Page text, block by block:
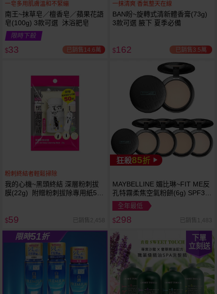
立刻送
一皂多用肌膚溫和不緊繃
南王~抹草皂／檀香皂／蘋果花語
皂(100g) 3款可選 沐浴肥皂
限時下殺
$33 已銷售14.6萬
一抹清爽 香氣整天在線
BAN盼~旋轉式清新體香膏(73g)
3款可選 腋下 夏季必備
$162 已銷售3.5萬
粉刺終結者輕鬆掃除
我的心機~黑頭終結 深層粉刺拔
膜(22g) 附贈粉刺拔除專用紙50
$59 已銷售2,458
狂殺85折
MAYBELLINE 媚比琳~FIT ME反
孔特霧柔焦空氣粉餅(6g) SPF32
PA+++ 款式可選 空氣小圓餅
全年最低
$298 已銷售1,483
限時51折
下單
立刻送